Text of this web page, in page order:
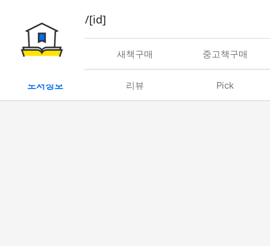
book/rent/[id]
대여 새책구매 중고책구매
도서정보 리뷰 Pick